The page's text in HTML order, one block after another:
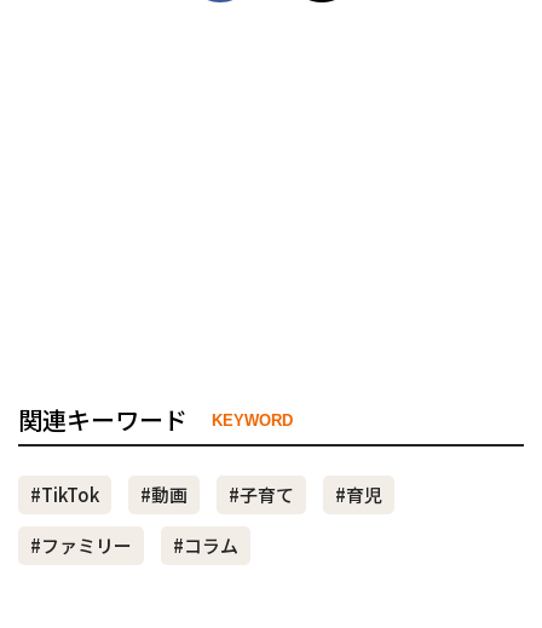
関連キーワード KEYWORD
#TikTok #動画 #子育て
#育児
#ファミリー
#コラム